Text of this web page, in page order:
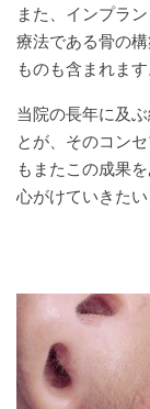
また、インプラ
療法である骨の
ものも含まれます
当院の長年に及
とが、そのコン
もまたこの成果
心がけていきたい